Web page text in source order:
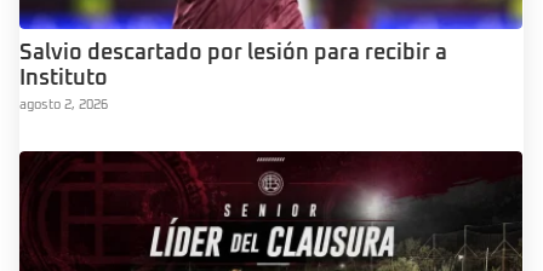
Salvio descartado por lesión para recibir a
Instituto
agosto 2, 2026